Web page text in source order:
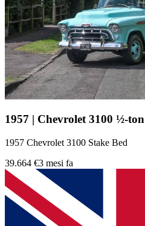
1957 | Chevrolet 3100 ½-ton
1957 Chevrolet 3100 Stake Bed
39.664 €3 mesi fa